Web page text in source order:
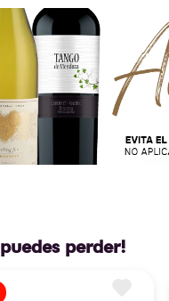
perder!